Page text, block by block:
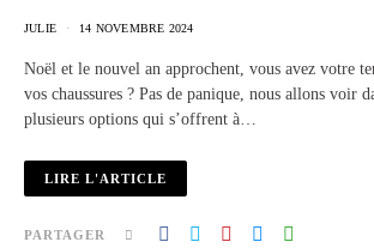
JULIE 14 NOVEMBRE 2024
Noël et le nouvel an approchent, vous avez votre
vos chaussures ? Pas de panique, nous allons voir
plusieurs options qui s’offrent à…
LIRE L'ARTICLE
PARTAGER